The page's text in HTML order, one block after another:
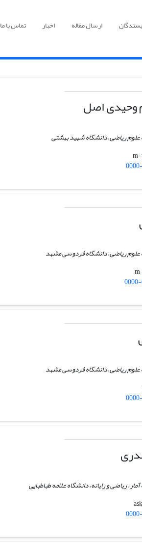
ارسال مقاله اخبار تماس با ما
وحیدی اصل
علوم ریاضی، دانشگاه شهید بهشتی
علوم ریاضی، دانشگاه فردوسی مشهد
علوم ریاضی، دانشگاه فردوسی مشهد
ریاضی و رایانه، دانشگاه علامه طباطبایی